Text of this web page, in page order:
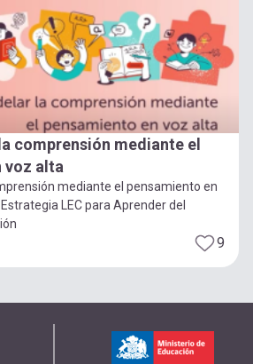
comprensión mediante el
voz alta
mediante el pensamiento en
LEC para Aprender del
9